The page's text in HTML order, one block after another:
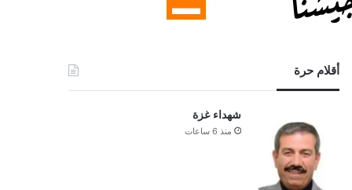
أقلام حرة
شهداء غزة
منذ 6 ساعات